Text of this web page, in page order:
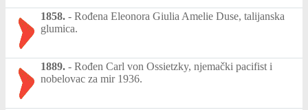
1858. - Rođena Eleonora Giulia Amelie Duse, talijanska
glumica.
1889. - Rođen Carl von Ossietzky, njemački pacifist i
nobelovac za mir 1936.